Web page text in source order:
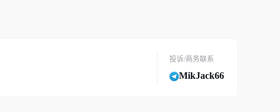
投诉/商务联系
MikJack66